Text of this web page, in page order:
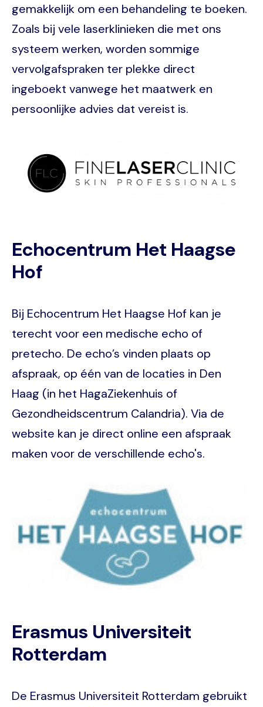
gemakkelijk om een behandeling te boeken.
Zoals bij vele laserklinieken die met ons
systeem werken, worden sommige
vervolgafspraken ter plekke direct
ingeboekt vanwege het maatwerk en
persoonlijke advies dat vereist is.
Echocentrum Het Haagse
Hof
Bij Echocentrum Het Haagse Hof kan je
terecht voor een medische echo of
pretecho. De echo’s vinden plaats op
afspraak, op één van de locaties in Den
Haag (in het HagaZiekenhuis of
Gezondheidscentrum Calandria). Via de
website kan je direct online een afspraak
maken voor de verschillende echo's.
Erasmus Universiteit
Rotterdam
De Erasmus Universiteit Rotterdam gebruikt